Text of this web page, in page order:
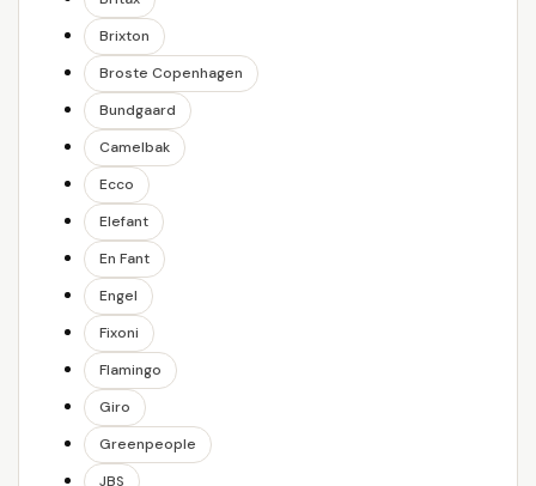
Brixton
Broste Copenhagen
Bundgaard
Camelbak
Ecco
Elefant
En Fant
Engel
Fixoni
Flamingo
Giro
Greenpeople
JBS